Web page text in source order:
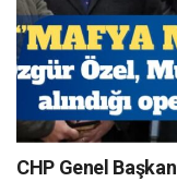
CHP Genel